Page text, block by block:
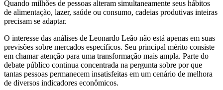
Quando milhões de pessoas alteram simultaneamente seus hábitos
de alimentação, lazer, saúde ou consumo, cadeias produtivas inteiras
precisam se adaptar.
O interesse das análises de Leonardo Leão não está apenas em suas
previsões sobre mercados específicos. Seu principal mérito consiste
em chamar atenção para uma transformação mais ampla. Parte do
debate público continua concentrada na pergunta sobre por que
tantas pessoas permanecem insatisfeitas em um cenário de melhora
de diversos indicadores econômicos.